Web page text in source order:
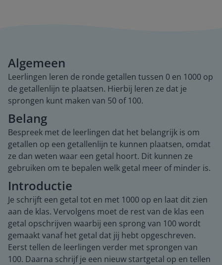
Algemeen
Leerlingen leren de ronde getallen tussen 0 en 1000 op
de getallenlijn te plaatsen. Hierbij leren ze dat je
sprongen kunt maken van 50 of 100.
Belang
Bespreek met de leerlingen dat het belangrijk is om
getallen op een getallenlijn te kunnen plaatsen, omdat
ze dan weten waar een getal hoort. Dit kunnen ze
gebruiken om te bepalen welk getal meer of minder is.
Introductie
Je schrijft een getal tot en met 1000 op en laat dit zien
aan de klas. Vervolgens moet de rest van de klas een
getal opschrijven waarbij een sprong van 100 wordt
gemaakt vanaf het getal dat jij hebt opgeschreven.
Eerst tellen de leerlingen verder met sprongen van
100. Daarna schrijf je een nieuw startgetal op en tellen